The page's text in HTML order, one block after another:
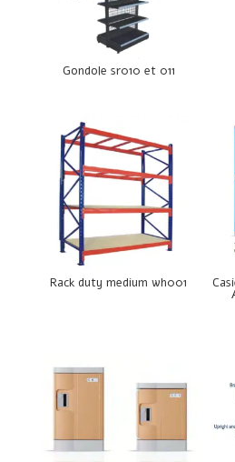
Gondole sr010 et 011
Rack duty medium wh001